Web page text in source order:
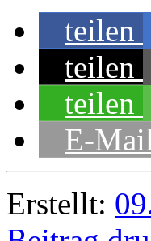
teilen
teilen
teilen
E-Mail
Erstellt: